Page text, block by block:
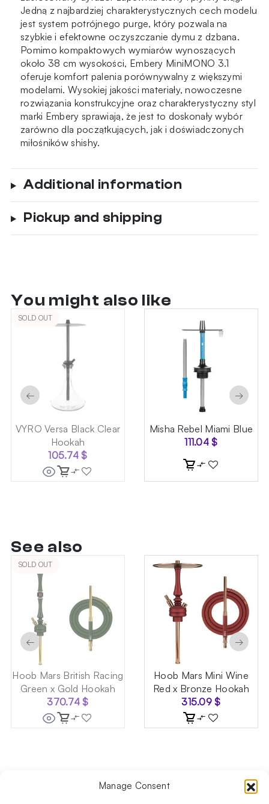
Manage Consent
Jedną z najbardziej charakterystycznych cech modelu
jest system potrójnego purge, który pozwala na
szybkie i efektowne oczyszczanie dymu z dzbana.
Pomimo kompaktowych wymiarów wynoszących
około 38 cm wysokości, Embery MiniMONO 3.1
oferuje komfort palenia porównywalny z większymi
modelami. Wysokiej jakości materiały, nowoczesne
rozwiązania konstrukcyjne oraz charakterystyczny styl
marki Embery sprawiają, że jest to doskonały wybór
zarówno dla początkujących, jak i doświadczonych
miłośników shishy.
Additional information
Pickup and shipping
You might also like
SOLD OUT
VYRO Versa Black Clear
Hookah
105.74$
Misha Rebel Miami Blue
111.04$
← →
See also
SOLD OUT
Hoob Mars British Racing
Green x Gold Hookah
370.74$
Hoob Mars Mini Wine
Red x Bronze Hookah
315.09$
← →
Follow us on social media!​